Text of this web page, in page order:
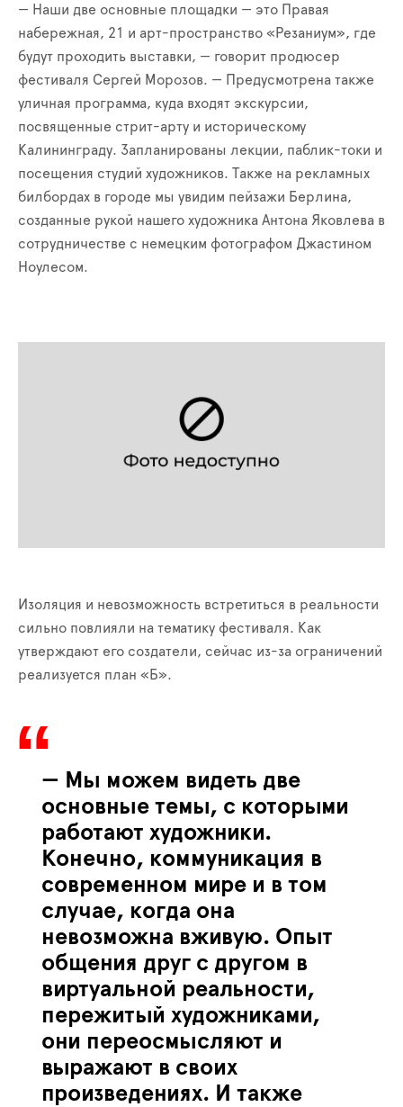
— Наши две основные площадки — это Правая
набережная, 21 и арт-пространство «Резаниум», где
будут проходить выставки, — говорит продюсер
фестиваля Сергей Морозов. — Предусмотрена также
уличная программа, куда входят экскурсии,
посвященные стрит-арту и историческому
Калининграду. Запланированы лекции, паблик-токи и
посещения студий художников. Также на рекламных
билбордах в городе мы увидим пейзажи Берлина,
созданные рукой нашего художника Антона Яковлева в
сотрудничестве с немецким фотографом Джастином
Ноулесом.
Изоляция и невозможность встретиться в реальности
сильно повлияли на тематику фестиваля. Как
утверждают его создатели, сейчас из-за ограничений
реализуется план «Б».
— Мы можем видеть две
основные темы, с которыми
работают художники.
Конечно, коммуникация в
современном мире и в том
случае, когда она
невозможна вживую. Опыт
общения друг с другом в
виртуальной реальности,
пережитый художниками,
они переосмысляют и
выражают в своих
произведениях. И также